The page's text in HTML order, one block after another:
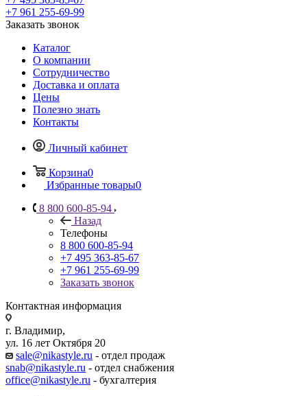
+7 961 255-69-99
Заказать звонок
Каталог
О компании
Сотрудничество
Доставка и оплата
Цены
Полезно знать
Контакты
Личный кабинет
Корзина0
Избранные товары0
8 800 600-85-94
Назад
Телефоны
8 800 600-85-94
+7 495 363-85-67
+7 961 255-69-99
Заказать звонок
Контактная информация
г. Владимир,
ул. 16 лет Октября 20
sale@nikastyle.ru - отдел продаж
snab@nikastyle.ru - отдел снабжения
office@nikastyle.ru - бухгалтерия